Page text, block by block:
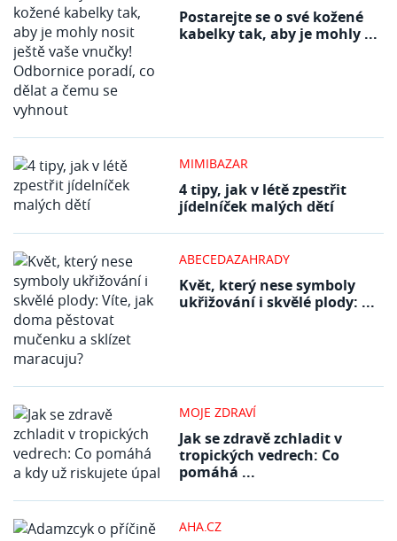
Postarejte se o své kožené
kabelky tak, aby je mohly ...
MIMIBAZAR
4 tipy, jak v létě zpestřit
jídelníček malých dětí
ABECEDAZAHRADY
Květ, který nese symboly
ukřižování i skvělé plody: ...
MOJE ZDRAVÍ
Jak se zdravě zchladit v
tropických vedrech: Co
pomáhá ...
AHA.CZ